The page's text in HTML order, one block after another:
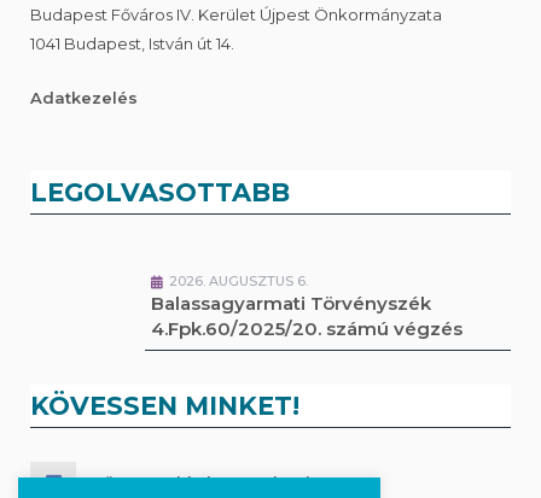
Budapest Főváros IV. Kerület Újpest Önkormányzata
1041 Budapest, István út 14.
Adatkezelés
LEGOLVASOTTABB
2026. AUGUSZTUS 6.
Balassagyarmati Törvényszék
4.Fpk.60/2025/20. számú végzés
KÖVESSEN MINKET!
Kövesse a híreket Facebook-on